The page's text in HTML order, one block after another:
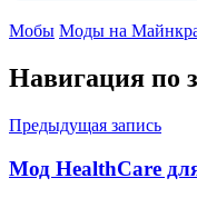
Мобы Моды на
Навигация по
Предыдущая запись
Мод HealthCare